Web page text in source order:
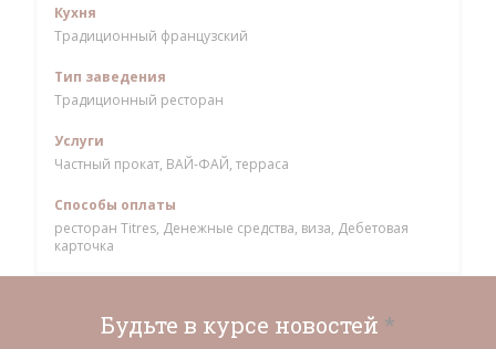
Кухня
Традиционный французский
Тип заведения
Традиционный ресторан
Услуги
Частный прокат, ВАЙ-ФАЙ, терраса
Способы оплаты
ресторан Titres, Денежные средства, виза, Дебетовая
карточка
Будьте в курсе новостей *